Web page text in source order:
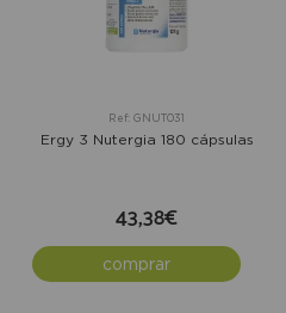
Ref: GNUT031
Ergy 3 Nutergia 180 cápsulas
43,38€
comprar